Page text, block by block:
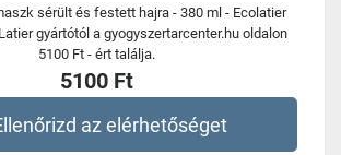
sérült és festett hajra - 380 ml - Ecolatier
gyártótól a gyogyszertarcenter.hu oldalon
5100 Ft - ért találja.
5100 Ft
az elérhetőséget